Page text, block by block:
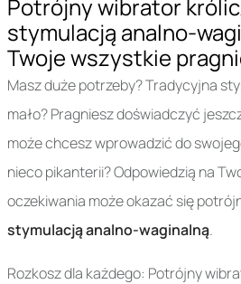
Potrójny wibrator
stymulacją analno-
Twoje wszystkie
Masz duże potrzeby? Tradycyjna
mało? Pragniesz doświadczyć
może chcesz wprowadzić do
nieco pikanterii? Odpowiedzią na
oczekiwania może okazać się
stymulacją analno-waginalną.
Rozkosz dla każdego: Potrójny